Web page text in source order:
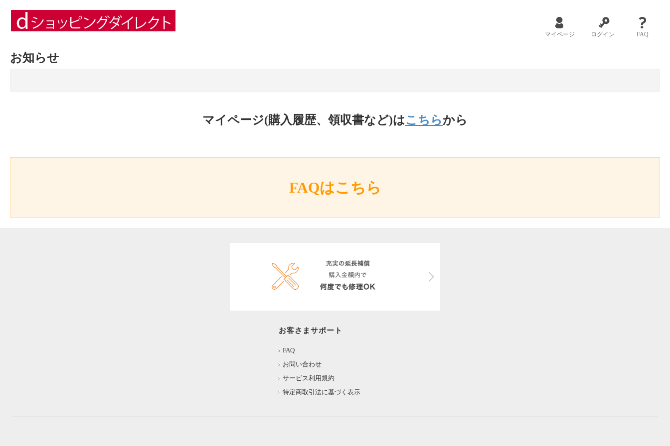
マイページ ログイン FAQ
お知らせ
マイページ(購入履歴、領収書など)はこちらから
FAQはこちら
お客さまサポート
FAQ
お問い合わせ
サービス利用規約
特定商取引法に基づく表示